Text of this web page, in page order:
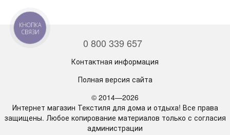
0 800 339 657
Контактная информация
Полная версия сайта
© 2014—2026
Интернет магазин Текстиля для дома и отдыха! Все права
защищены. Любое копирование материалов только с согласия
администрации
КНОПКА
СВЯЗИ